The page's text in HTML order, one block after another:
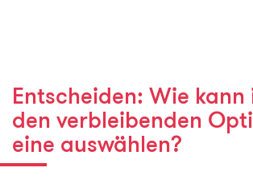
Entscheiden: Wie kann
den verbleibenden
eine auswählen?